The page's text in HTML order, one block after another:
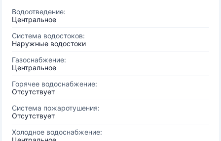
Водоотведение:
Центральное
Система водостоков:
Наружные водостоки
Газоснабжение:
Центральное
Горячее водоснабжение:
Отсутствует
Система пожаротушения:
Отсутствует
Холодное водоснабжение: